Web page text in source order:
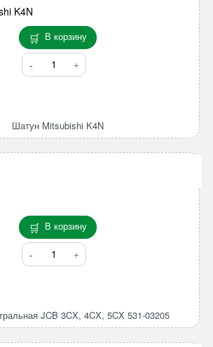
В корзину
Количество
товара
Шатун Mitsubishi K4N
В корзину
Количество
товара
3CX,
JCB 3CX, 4CX, 5CX 531-03205